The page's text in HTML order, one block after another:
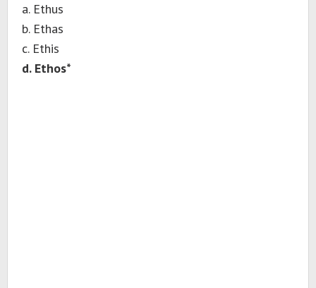
a. Ethus
b. Ethas
c. Ethis
d. Ethos*